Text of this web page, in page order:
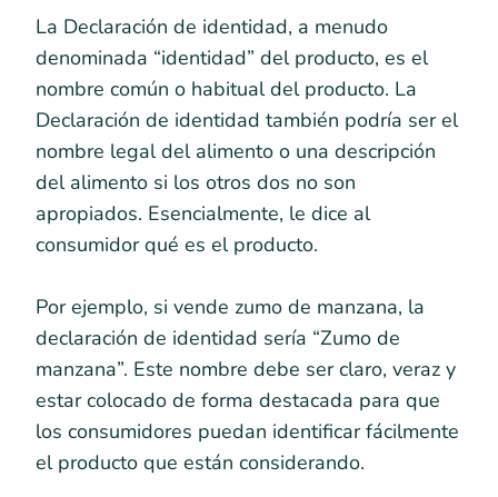
La Declaración de identidad, a menudo
denominada “identidad” del producto, es el
nombre común o habitual del producto. La
Declaración de identidad también podría ser el
nombre legal del alimento o una descripción
del alimento si los otros dos no son
apropiados. Esencialmente, le dice al
consumidor qué es el producto.
Por ejemplo, si vende zumo de manzana, la
declaración de identidad sería “Zumo de
manzana”. Este nombre debe ser claro, veraz y
estar colocado de forma destacada para que
los consumidores puedan identificar fácilmente
el producto que están considerando.